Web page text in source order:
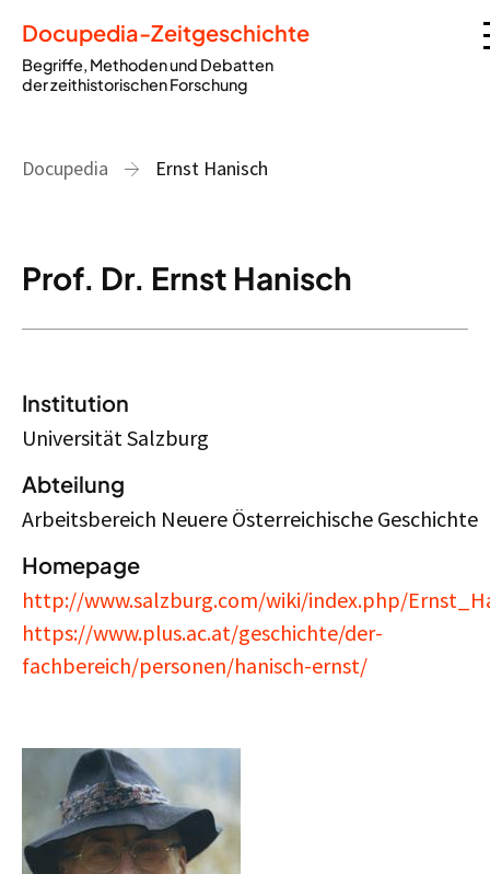
Docupedia-Zeitgeschichte
Begriffe, Methoden und Debatten
der zeithistorischen Forschung
Docupedia Ernst Hanisch
Prof. Dr. Ernst Hanisch
Institution
Universität Salzburg
Abteilung
Arbeitsbereich Neuere Österreichische Geschichte
Homepage
http://www.salzburg.com/wiki/index.php/
https://www.plus.ac.at/geschichte/der-
fachbereich/personen/hanisch-ernst/